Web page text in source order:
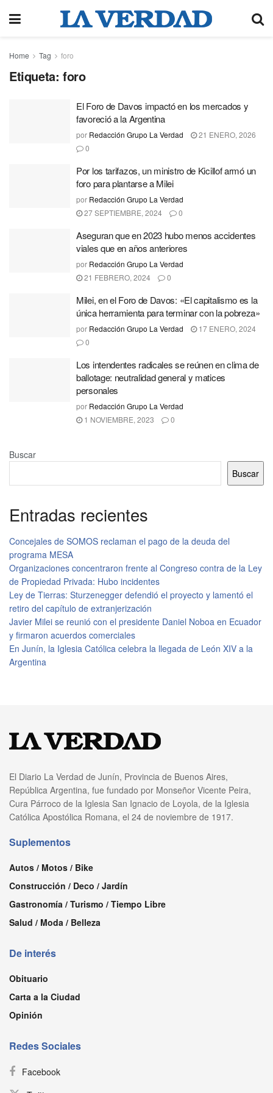
Home Tag foro
Etiqueta: foro
El Foro de Davos impactó en los mercados y
favoreció a la Argentina
por Redacción Grupo La Verdad
21 ENERO, 2026
0
Por los tarifazos, un ministro de Kicillof armó un
foro para plantarse a Milei
por Redacción Grupo La Verdad
27 SEPTIEMBRE, 2024
0
Aseguran que en 2023 hubo menos accidentes
viales que en años anteriores
por Redacción Grupo La Verdad
21 FEBRERO, 2024
0
Milei, en el Foro de Davos: «El capitalismo es la
única herramienta para terminar con la pobreza»
por Redacción Grupo La Verdad
17 ENERO, 2024
0
Los intendentes radicales se reúnen en clima de
ballotage: neutralidad general y matices
personales
por Redacción Grupo La Verdad
1 NOVIEMBRE, 2023
0
Buscar
Buscar
Entradas recientes
Concejales de SOMOS reclaman el pago de la deuda del
programa MESA
Organizaciones concentraron frente al Congreso contra de la Ley
de Propiedad Privada: Hubo incidentes
Ley de Tierras: Sturzenegger defendió el proyecto y lamentó el
retiro del capítulo de extranjerización
Javier Milei se reunió con el presidente Daniel Noboa en Ecuador
y firmaron acuerdos comerciales
En Junín, la Iglesia Católica celebra la llegada de León XIV a la
Argentina
El Diario La Verdad de Junín, Provincia de Buenos Aires,
República Argentina, fue fundado por Monseñor Vicente Peira,
Cura Párroco de la Iglesia San Ignacio de Loyola, de la Iglesia
Católica Apostólica Romana, el 24 de noviembre de 1917.
Suplementos
Autos / Motos / Bike
Construcción / Deco / Jardín
Gastronomía / Turismo / Tiempo Libre
Salud / Moda / Belleza
De interés
Obituario
Carta a la Ciudad
Opinión
Redes Sociales
Facebook